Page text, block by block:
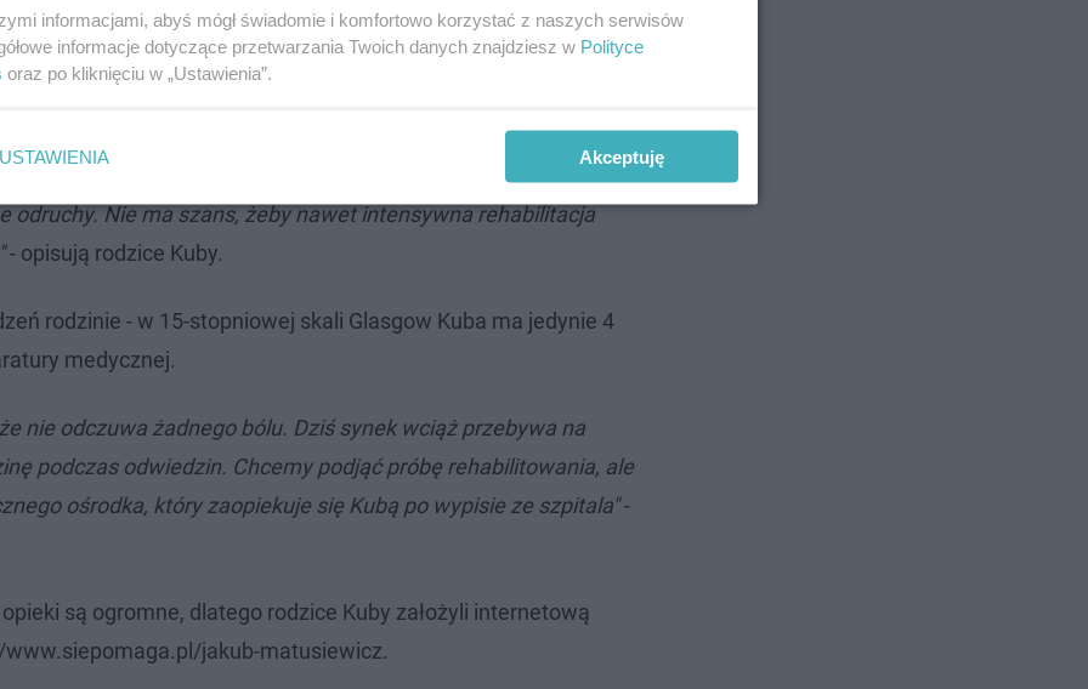
przez prawdziwą tragedię. Młody mężczyzna ześlizgnął
Kuba podczas upadku nie złamał sobie ani jednej kosteczki. To
Zniszczone zostały obszary odpowiedzialne za myśli,
odruchy. Nie ma szans, żeby nawet intensywna rehabilitacja
- opisują rodzice Kuby.
rodzinie - w 15-stopniowej skali Glasgow Kuba ma jedynie 4
medycznej.
nie odczuwa żadnego bólu. Dziś synek wciąż przebywa na
podczas odwiedzin. Chcemy podjąć próbę rehabilitowania, ale
ośrodka, który zaopiekuje się Kubą po wypisie ze szpitala"-
są ogromne, dlatego rodzice Kuby założyli internetową
www.siepomaga.pl/jakub-matusiewicz.
informacjami, abyś mógł świadomie i komfortowo korzystać z naszych serwisów
informacje dotyczące przetwarzania Twoich danych znajdziesz w Polityce
oraz po kliknięciu w „Ustawienia”.
USTAWIENIA Akceptuję